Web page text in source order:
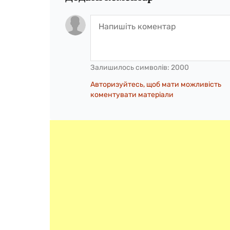
Залишилось символів: 2000
Авторизуйтесь, щоб мати можливість
коментувати матеріали